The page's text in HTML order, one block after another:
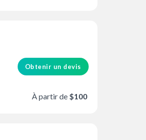
Obtenir un devis
À partir de $100